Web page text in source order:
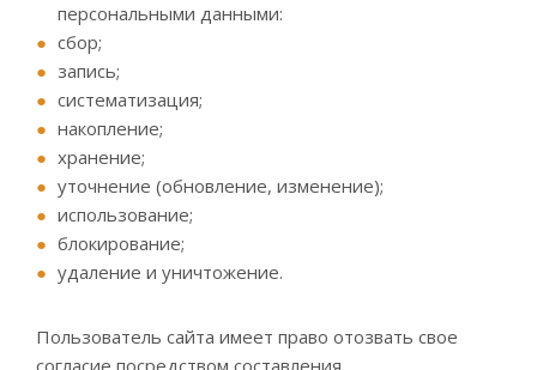
персональными данными:
сбор;
запись;
систематизация;
накопление;
хранение;
уточнение (обновление, изменение);
использование;
блокирование;
удаление и уничтожение.
Пользователь сайта имеет право отозвать свое
согласие посредством составления